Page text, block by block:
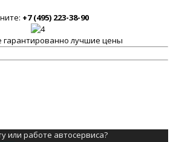
+7 (495) 223-38-90
гарантированно лучшие цены
или работе автосервиса?